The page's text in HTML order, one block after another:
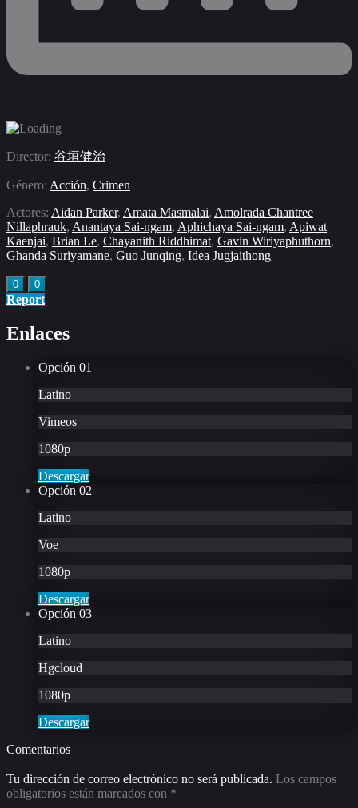
Director: 谷垣健治
Género: Acción, Crimen
Actores: Aidan Parker, Amata Masmalai, Amolrada Chantree
Nillaphrauk, Anantaya Sai-ngam, Aphichaya Sai-ngam, Apiwat
Kaenjai, Brian Le, Chayanith Riddhimat, Gavin Wiriyaphuthorn,
Ghanda Suriyamane, Guo Junqing, Idea Jugjaithong
0 0
Report
Enlaces
Opción 01
Latino
Vimeos
1080p
Descargar
Opción 02
Latino
Voe
1080p
Descargar
Opción 03
Latino
Hgcloud
1080p
Descargar
Comentarios
Tu dirección de correo electrónico no será publicada. Los campos
obligatorios están marcados con *